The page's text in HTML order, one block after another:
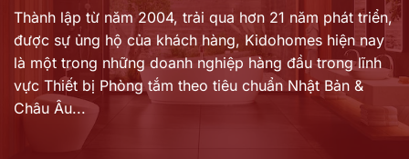
Thành lập từ năm 2004, trải qua hơn 21 năm phát triển,
được sự ủng hộ của khách hàng, Kidohomes hiện nay
là một trong những doanh nghiệp hàng đầu trong lĩnh
vực Thiết bị Phòng tắm theo tiêu chuẩn Nhật Bản &
Châu Âu...